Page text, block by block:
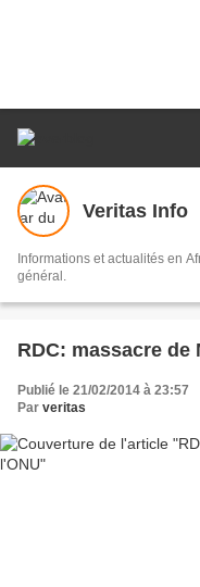
Veritas Info
Informations et actualités en
général.
RDC: massacre de
Publié le 21/02/2014 à 23:57
Par veritas